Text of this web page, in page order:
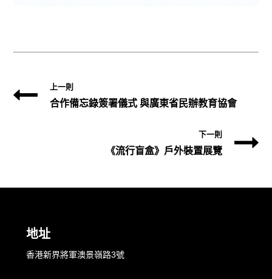
上一則
合作備忘錄簽署儀式 與廣東省民辦教育協會
下一則
《流行盲盒》戶外裝置展覽
地址
香港新界將軍澳景嶺路3號